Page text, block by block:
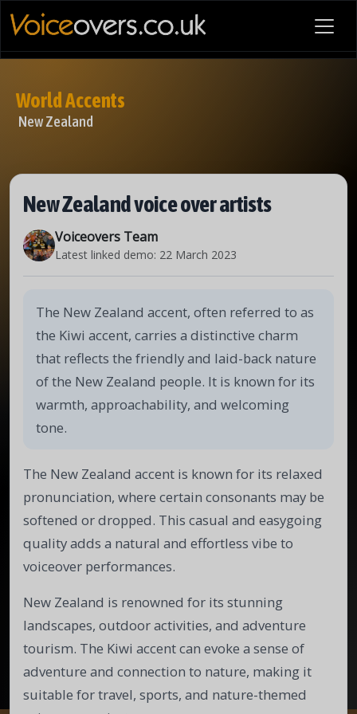
World Accents
New Zealand
New Zealand voice over artists
Voiceovers Team
Latest linked demo: 22 March 2023
The New Zealand accent, often referred to as
the Kiwi accent, carries a distinctive charm
that reflects the friendly and laid-back nature
of the New Zealand people. It is known for its
warmth, approachability, and welcoming
tone.
The New Zealand accent is known for its relaxed
pronunciation, where certain consonants may be
softened or dropped. This casual and easygoing
quality adds a natural and effortless vibe to
voiceover performances.
New Zealand is renowned for its stunning
landscapes, outdoor activities, and adventure
tourism. The Kiwi accent can evoke a sense of
adventure and connection to nature, making it
suitable for travel, sports, and nature-themed